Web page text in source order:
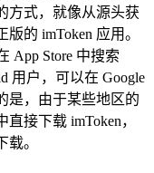
方式，就像从源头获
的 imToken 应用。
App Store 中搜索
用户，可以在 Google
是，由于某些地区的
接下载 imToken，
。